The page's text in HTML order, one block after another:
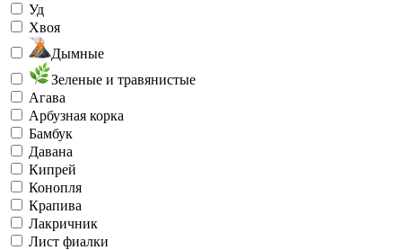
Уд
Хвоя
Дымные
Зеленые и травянистые
Агава
Арбузная корка
Бамбук
Давана
Кипрей
Конопля
Крапива
Лакричник
Лист фиалки